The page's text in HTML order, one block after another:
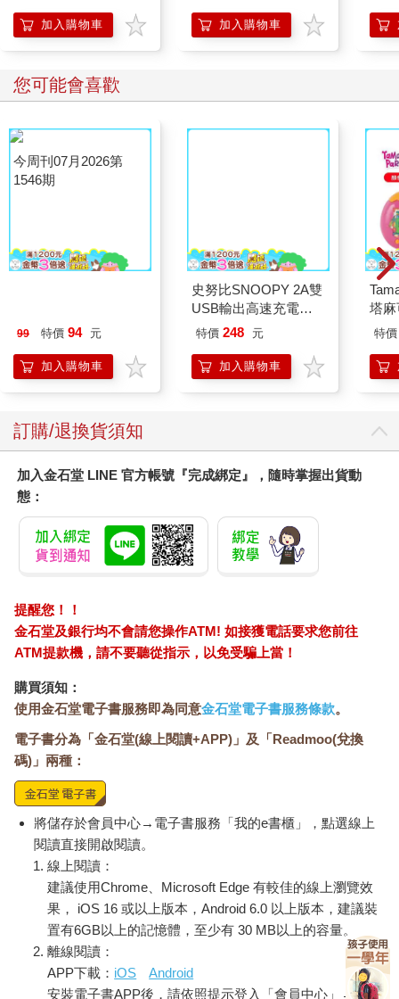
加入購物車 加入購物車
您可能會喜歡
99 特價 94 元
加入購物車
特價 248 元
加入購物車
塔
園
特價
訂購/退換貨須知
加入金石堂 LINE 官方帳號『完成綁定』，隨時掌握出貨動
態：
提醒您！！
金石堂及銀行均不會請您操作ATM! 如接獲電話要求您前往
ATM提款機，請不要聽從指示，以免受騙上當！
購買須知：
使用金石堂電子書服務即為同意金石堂電子書服務條款。
電子書分為「金石堂(線上閱讀+APP)」及「Readmoo(兌換
碼)」兩種：
將儲存於會員中心→電子書服務「我的e書櫃」，點選線上
閱讀直接開啟閱讀。
線上閱讀：
建議使用Chrome、Microsoft Edge 有較佳的線上瀏覽效
果， iOS 16 或以上版本，Android 6.0 以上版本，建議裝
置有6GB以上的記憶體，至少有 30 MB以上的容量。
離線閱讀：
APP下載： iOS
Android
安裝電子書APP後，請依照提示登入「會員中心」→「我